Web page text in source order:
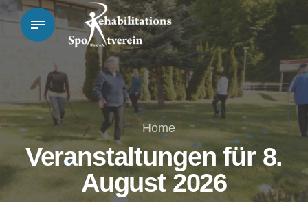
Home
Veranstaltungen für 8.
August 2026